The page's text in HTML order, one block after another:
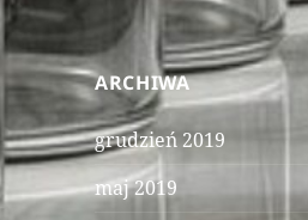
ARCHIWA
grudzień 2019
maj 2019